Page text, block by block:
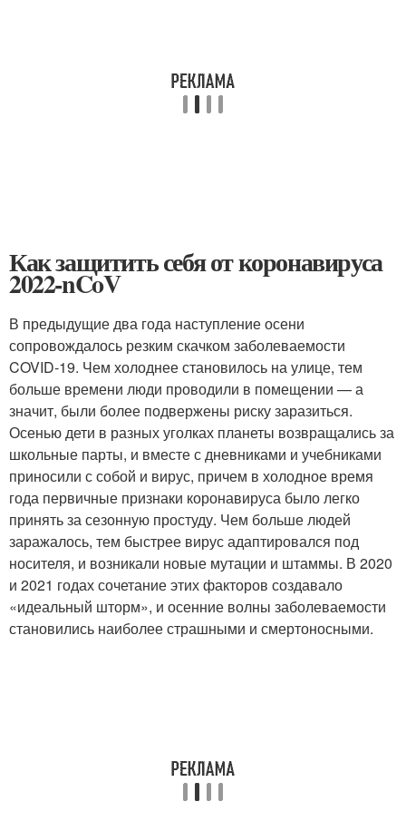
Как защитить себя от коронавируса
2022-nCoV
В предыдущие два года наступление осени
сопровождалось резким скачком заболеваемости
COVID-19. Чем холоднее становилось на улице, тем
больше времени люди проводили в помещении — а
значит, были более подвержены риску заразиться.
Осенью дети в разных уголках планеты возвращались за
школьные парты, и вместе с дневниками и учебниками
приносили с собой и вирус, причем в холодное время
года первичные признаки коронавируса было легко
принять за сезонную простуду. Чем больше людей
заражалось, тем быстрее вирус адаптировался под
носителя, и возникали новые мутации и штаммы. В 2020
и 2021 годах сочетание этих факторов создавало
«идеальный шторм», и осенние волны заболеваемости
становились наиболее страшными и смертоносными.